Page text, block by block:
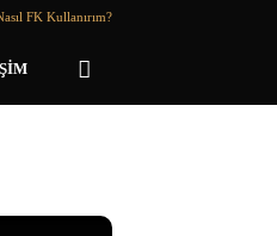
FK Kullanırım?